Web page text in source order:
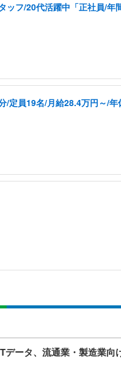
ッフ/20代活躍中「正社員/
/定員19名/月給28.4万円～/年
データ、流通業・製造業